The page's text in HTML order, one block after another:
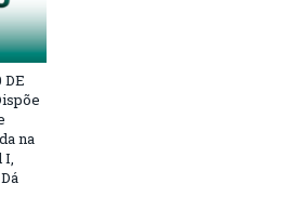
DE
na
I,